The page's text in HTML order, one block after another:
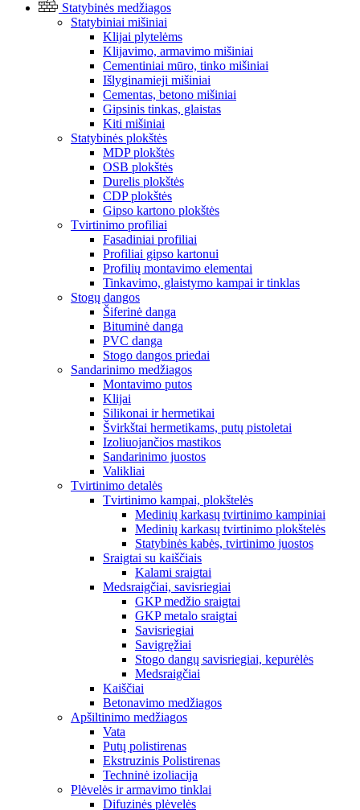
Statybinės medžiagos
Statybiniai mišiniai
Klijai plytelėms
Klijavimo, armavimo mišiniai
Cementiniai mūro, tinko mišiniai
Išlyginamieji mišiniai
Cementas, betono mišiniai
Gipsinis tinkas, glaistas
Kiti mišiniai
Statybinės plokštės
MDP plokštės
OSB plokštės
Durelis plokštės
CDP plokštės
Gipso kartono plokštės
Tvirtinimo profiliai
Fasadiniai profiliai
Profiliai gipso kartonui
Profilių montavimo elementai
Tinkavimo, glaistymo kampai ir tinklas
Stogų dangos
Šiferinė danga
Bituminė danga
PVC danga
Stogo dangos priedai
Sandarinimo medžiagos
Montavimo putos
Klijai
Silikonai ir hermetikai
Švirkštai hermetikams, putų pistoletai
Izoliuojančios mastikos
Sandarinimo juostos
Valikliai
Tvirtinimo detalės
Tvirtinimo kampai, plokštelės
Medinių karkasų tvirtinimo kampiniai
Medinių karkasų tvirtinimo plokštelės
Statybinės kabės, tvirtinimo juostos
Sraigtai su kaiščiais
Kalami sraigtai
Medsraigčiai, savisriegiai
GKP medžio sraigtai
GKP metalo sraigtai
Savisriegiai
Savigręžiai
Stogo dangų savisriegiai, kepurėlės
Medsraigčiai
Kaiščiai
Betonavimo medžiagos
Apšiltinimo medžiagos
Vata
Putų polistirenas
Ekstruzinis Polistirenas
Techninė izoliacija
Plėvelės ir armavimo tinklai
Difuzinės plėvelės